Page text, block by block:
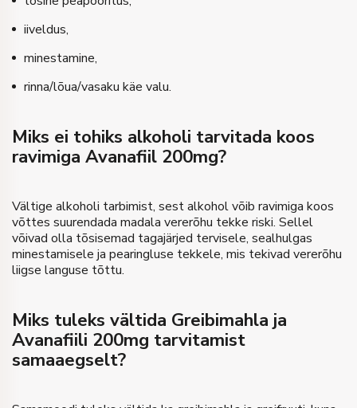
iiveldus,
minestamine,
rinna/lõua/vasaku käe valu.
Miks ei tohiks alkoholi tarvitada koos
ravimiga Avanafiil 200mg?
Vältige alkoholi tarbimist, sest alkohol võib ravimiga koos
võttes suurendada madala vererõhu tekke riski. Sellel
võivad olla tõsisemad tagajärjed tervisele, sealhulgas
minestamisele ja pearingluse tekkele, mis tekivad vererõhu
liigse languse tõttu.
Miks tuleks vältida Greibimahla ja
Avanafiili 200mg tarvitamist
samaaegselt?